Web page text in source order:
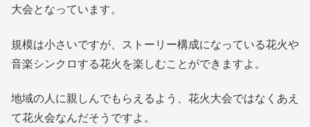
大会となっています。
規模は小さいですが、ストーリー構成になっている花火や
音楽シンクロする花火を楽しむことができますよ。
地域の人に親しんでもらえるよう、花火大会ではなくあえ
て花火会なんだそうですよ。